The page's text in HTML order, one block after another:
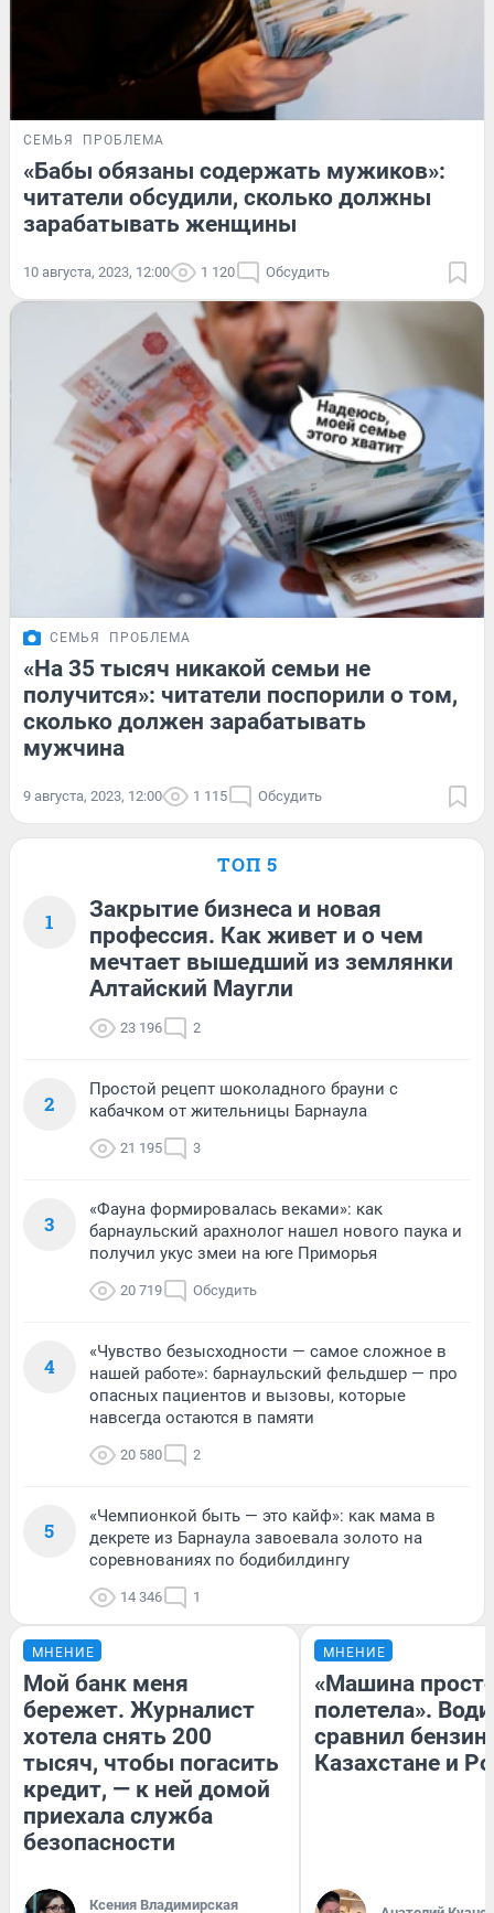
СЕМЬЯ ПРОБЛЕМА
«Бабы обязаны содержать мужиков»:
читатели обсудили, сколько должны
зарабатывать женщины
10 августа, 2023, 12:00 1 120 Обсудить
СЕМЬЯ ПРОБЛЕМА
«На 35 тысяч никакой семьи не
получится»: читатели поспорили о том,
сколько должен зарабатывать
мужчина
9 августа, 2023, 12:00 1 115 Обсудить
ТОП 5
1
Закрытие бизнеса и новая
профессия. Как живет и о чем
мечтает вышедший из землянки
Алтайский Маугли
23 196 2
2
Простой рецепт шоколадного брауни с
кабачком от жительницы Барнаула
21 195 3
3
«Фауна формировалась веками»: как
барнаульский арахнолог нашел нового паука и
получил укус змеи на юге Приморья
20 719 Обсудить
4
«Чувство безысходности — самое сложное в
нашей работе»: барнаульский фельдшер — про
опасных пациентов и вызовы, которые
навсегда остаются в памяти
20 580 2
5
«Чемпионкой быть — это кайф»: как мама в
декрете из Барнаула завоевала золото на
соревнованиях по бодибилдингу
14 346 1
МНЕНИЕ
Мой банк меня
бережет. Журналист
хотела снять 200
тысяч, чтобы погасить
кредит, — к ней домой
приехала служба
безопасности
Ксения Владимирская
МНЕНИЕ
«Машина
полетела».
сравнил бензин
Казахстане и